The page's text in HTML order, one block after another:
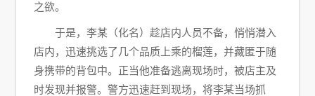
之欲。
于是，李某（化名）趁店内人员不备，悄悄潜入
店内，迅速挑选了几个品质上乘的榴莲，并藏匿于随
身携带的背包中。正当他准备逃离现场时，被店主及
时发现并报警。警方迅速赶到现场，将李某当场抓